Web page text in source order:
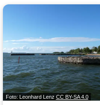
Foto: Leonhard Lenz CC BY-SA 4.0